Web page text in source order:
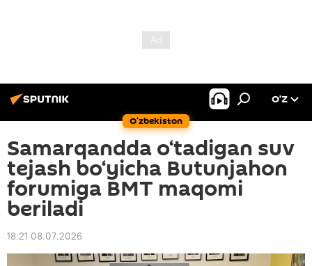
O‘zbekiston
O’Z
Samarqandda o‘tadigan suv
tejash bo‘yicha Butunjahon
forumiga BMT maqomi
beriladi
18:21 08.07.2026